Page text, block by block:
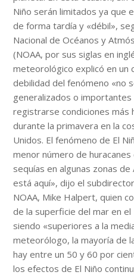
Niño serán limitados ya que
de forma tardía y «débil»,
Nacional de Océanos y
(NOAA, por sus siglas en
meteorológico explicó en un
debilidad del fenómeno «no
generalizados o importantes
registrarse condiciones más
durante la primavera en la
Unidos. El fenómeno de El
menor número de
sequías en algunas zonas de
está aquí», dijo el
NOAA, Mike Halpert, quien
de la superficie del mar en
siendo «superiores a la
meteorólogo, la mayoría de
hay entre un 50 y 60 por
los efectos de El Niño